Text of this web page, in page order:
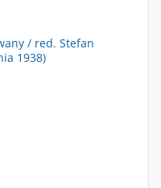
/ red. Stefan
1938)